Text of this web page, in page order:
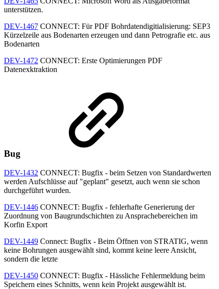
unterstützen.
DEV-1467 CONNECT: Für PDF Bohrdatendigitialisierung: SEP3
Kürzelzeile aus Bodenarten erzeugen und dann Petrografie etc. aus
Bodenarten
DEV-1472 CONNECT: Erste Optimierungen PDF
Datenexktraktion
Bug
DEV-1432 CONNECT: Bugfix - beim Setzen von Standardwerten
werden Aufschlüsse auf "geplant" gesetzt, auch wenn sie schon
durchgeführt wurden.
DEV-1446 CONNECT: Bugfix - fehlerhafte Generierung der
Zuordnung von Baugrundschichten zu Ansprachebereichen im
Korfin Export
DEV-1449 Connect: Bugfix - Beim Öffnen von STRATIG, wenn
keine Bohrungen ausgewählt sind, kommt keine leere Ansicht,
sondern die letzte
DEV-1450 CONNECT: Bugfix - Hässliche Fehlermeldung beim
Speichern eines Schnitts, wenn kein Projekt ausgewählt ist.